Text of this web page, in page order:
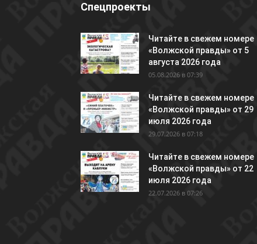
Спецпроекты
Читайте в свежем номере
«Волжской правды» от 5
августа 2026 года
05.08.2026 в 07:39
Читайте в свежем номере
«Волжской правды» от 29
июля 2026 года
29.07.2026 в 07:18
Читайте в свежем номере
«Волжской правды» от 22
июля 2026 года
22.07.2026 в 07:26